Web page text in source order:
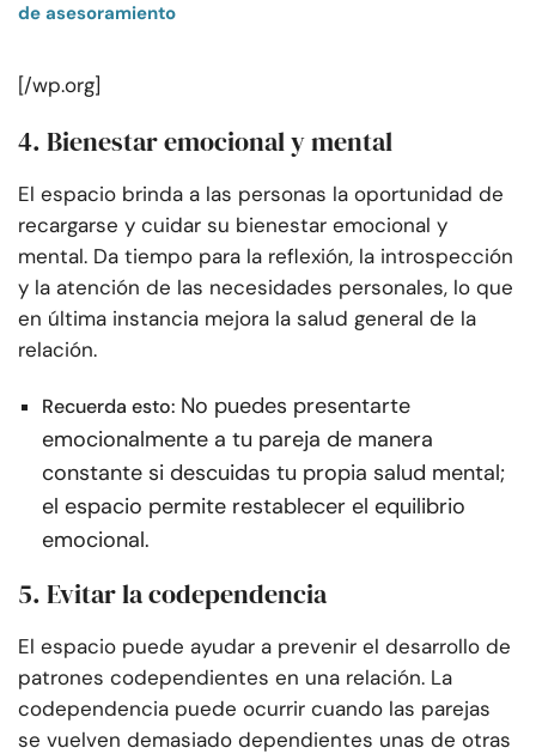
de asesoramiento
[/wp.org]
4. Bienestar emocional y mental
El espacio brinda a las personas la oportunidad de
recargarse y cuidar su bienestar emocional y
mental. Da tiempo para la reflexión, la introspección
y la atención de las necesidades personales, lo que
en última instancia mejora la salud general de la
relación.
Recuerda esto: No puedes presentarte
emocionalmente a tu pareja de manera
constante si descuidas tu propia salud mental;
el espacio permite restablecer el equilibrio
emocional.
5. Evitar la codependencia
El espacio puede ayudar a prevenir el desarrollo de
patrones codependientes en una relación. La
codependencia puede ocurrir cuando las parejas
se vuelven demasiado dependientes unas de otras